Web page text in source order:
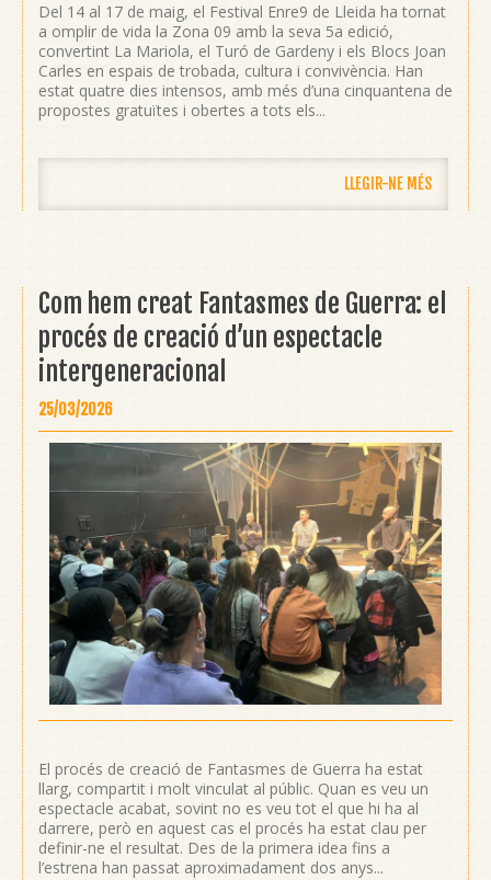
Del 14 al 17 de maig, el Festival Enre9 de Lleida ha tornat
a omplir de vida la Zona 09 amb la seva 5a edició,
convertint La Mariola, el Turó de Gardeny i els Blocs Joan
Carles en espais de trobada, cultura i convivència. Han
estat quatre dies intensos, amb més d’una cinquantena de
propostes gratuïtes i obertes a tots els...
LLEGIR-NE MÉS
Com hem creat Fantasmes de Guerra: el
procés de creació d’un espectacle
intergeneracional
25/03/2026
El procés de creació de Fantasmes de Guerra ha estat
llarg, compartit i molt vinculat al públic. Quan es veu un
espectacle acabat, sovint no es veu tot el que hi ha al
darrere, però en aquest cas el procés ha estat clau per
definir-ne el resultat. Des de la primera idea fins a
l’estrena han passat aproximadament dos anys...